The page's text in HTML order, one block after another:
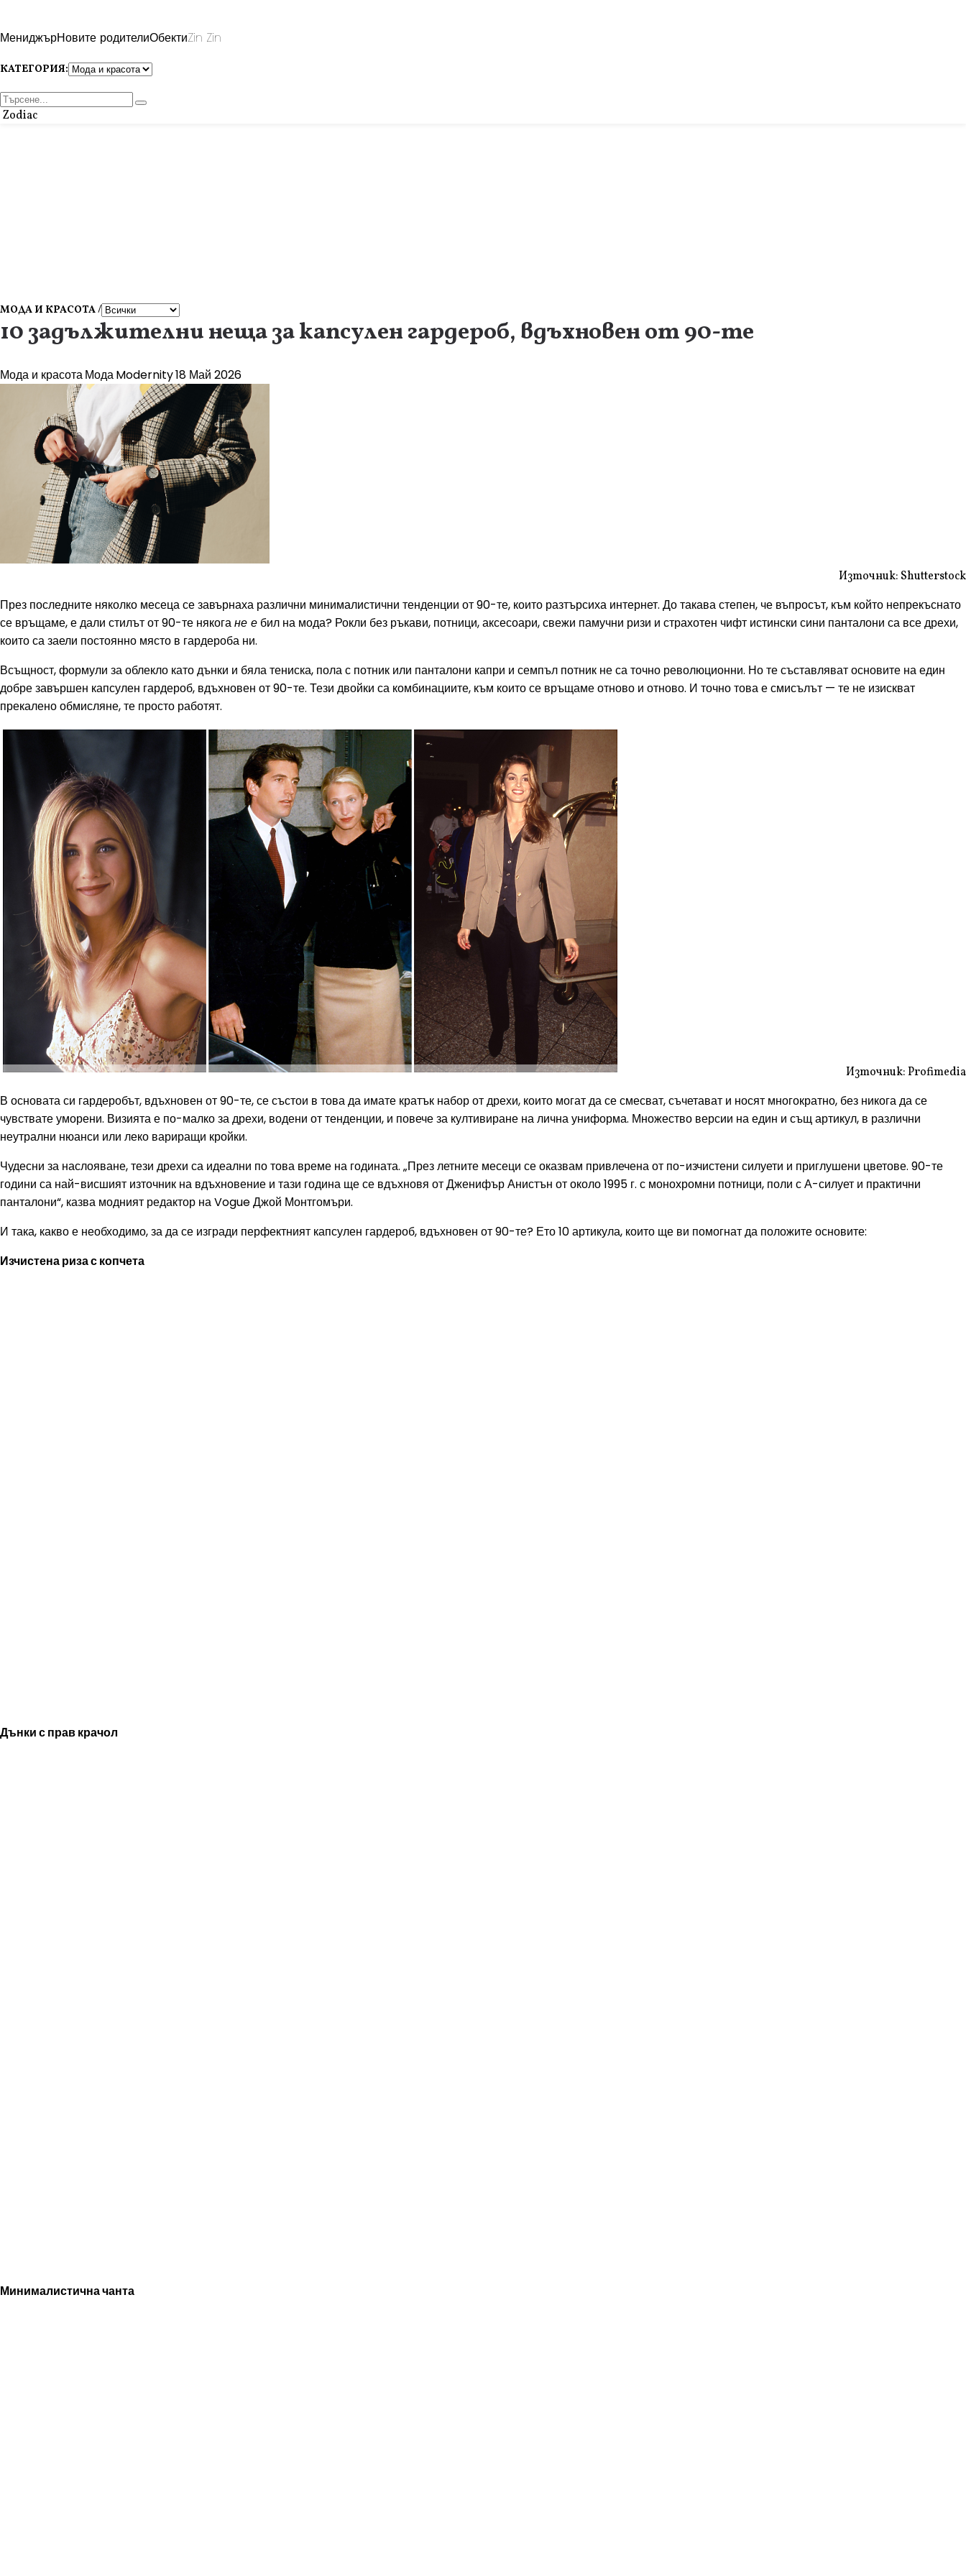
МениджърНовите родителиОбектиZin Zin
КАТЕГОРИЯ:
Zodiac
МОДА И КРАСОТА /
10 задължителни неща за капсулен гардероб, вдъхновен от 90-те
Мода и красотаМодаModernity18 Май 2026
Източник: Shutterstock
През последните няколко месеца се завърнаха различни минималистични тенденции от 90-те, които разтърсиха интернет. До такава степен, че въпросът, към който непрекъснато
се връщаме, е дали стилът от 90-те някогане е бил на мода? Рокли без ръкави, потници, аксесоари, свежи памучни ризи и страхотен чифт истински сини панталони са все дрехи,
които са заели постоянно място в гардероба ни.
Всъщност, формули за облекло като дънки и бяла тениска, пола с потник или панталони капри и семпъл потник не са точно революционни. Но те съставляват основите на един
добре завършен капсулен гардероб, вдъхновен от 90-те. Тези двойки са комбинациите, към които се връщаме отново и отново. И точно това е смисълът — те не изискват
прекалено обмисляне, те просто работят.
Източник: Profimedia
В основата си гардеробът, вдъхновен от 90-те, се състои в това да имате кратък набор от дрехи, които могат да се смесват, съчетават и носят многократно, без никога да се
чувствате уморени. Визията е по-малко за дрехи, водени от тенденции, и повече за култивиране на лична униформа. Множество версии на един и същ артикул, в различни
неутрални нюанси или леко вариращи кройки.
Чудесни за наслояване, тези дрехи са идеални по това време на годината. „През летните месеци се оказвам привлечена от по-изчистени силуети и приглушени цветове. 90-те
години са най-висшият източник на вдъхновение и тази година ще се вдъхновя от Дженифър Анистън от около 1995 г. с монохромни потници, поли с А-силует и практични
панталони“, казва модният редактор на Vogue Джой Монтгомъри.
И така, какво е необходимо, за да се изгради перфектният капсулен гардероб, вдъхновен от 90-те? Ето 10 артикула, които ще ви помогнат да положите основите:
Изчистена риза с копчета
Дънки с прав крачол
Минималистична чанта